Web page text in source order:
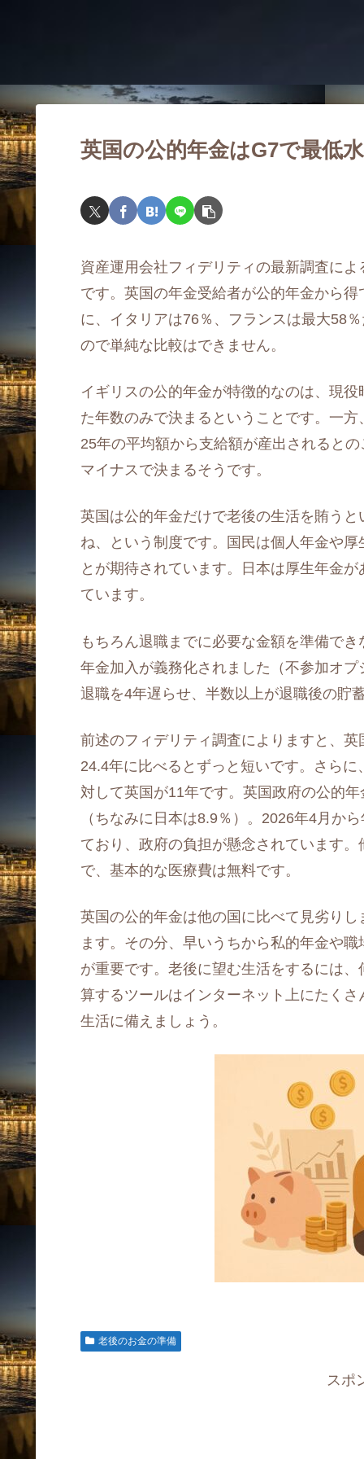
英国の公的年金はG7で最低
資産運用会社フィデリティの最新調査に
です。英国の年金受給者が公的年金から
に、イタリアは76％、フランスは最大58
ので単純な比較はできません。
イギリスの公的年金が特徴的なのは、現
た年数のみで決まるということです。一
25年の平均額から支給額が産出されると
マイナスで決まるそうです。
英国は公的年金だけで老後の生活を賄う
ね、という制度です。国民は個人年金や
とが期待されています。日本は厚生年金
ています。
もちろん退職までに必要な金額を準備で
年金加入が義務化されました（不参加オ
退職を4年遅らせ、半数以上が退職後の貯
前述のフィデリティ調査によりますと、
24.4年に比べるとずっと短いです。さら
対して英国が11年です。英国政府の公的
（ちなみに日本は8.9％）。2026年4月か
ており、政府の負担が懸念されています
で、基本的な医療費は無料です。
英国の公的年金は他の国に比べて見劣り
ます。その分、早いうちから私的年金や
が重要です。老後に望む生活をするには
算するツールはインターネット上にたく
生活に備えましょう。
老後のお金の準備
スポ